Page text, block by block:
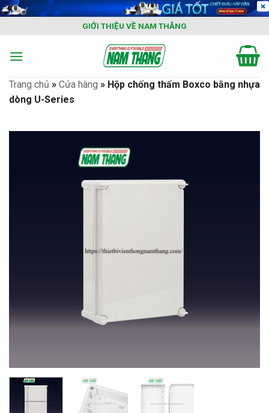
Skip
content
GIỚI THIỆU VỀ NAM THẮNG
Trang chủ » Cửa hàng » Hộp chống thấm Boxco bằng nhựa
dòng U-Series